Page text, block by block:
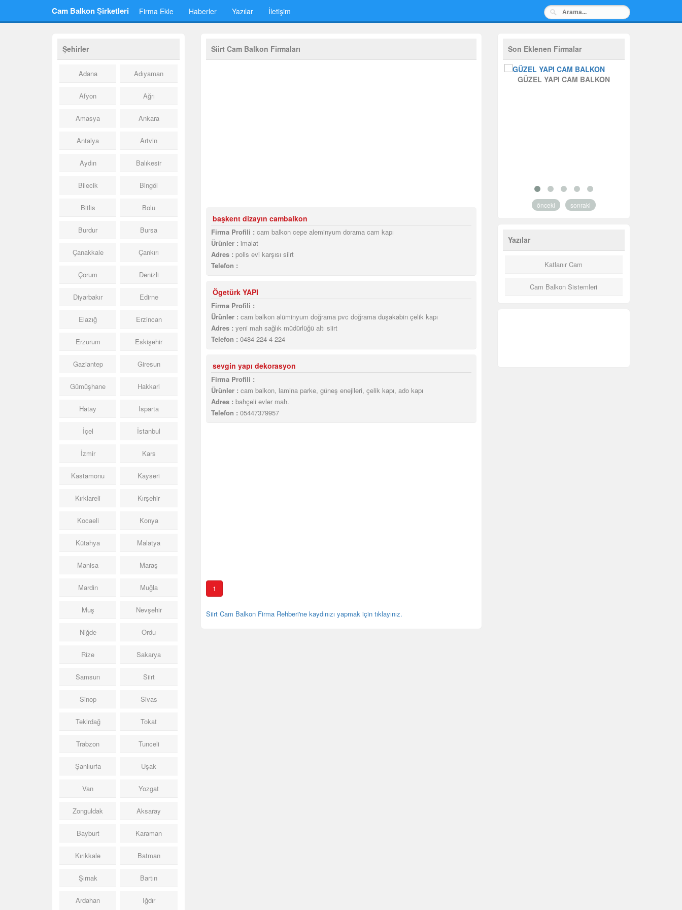
Cam Balkon Şirketleri Firma Ekle Haberler Yazılar İletişim
Şehirler
Adana Adıyaman
Afyon Ağrı
Amasya Ankara
Antalya Artvin
Aydın Balıkesir
Bilecik Bingöl
Bitlis Bolu
Burdur Bursa
Çanakkale Çankırı
Çorum Denizli
Diyarbakır Edirne
Elazığ Erzincan
Erzurum Eskişehir
Gaziantep Giresun
Gümüşhane Hakkari
Hatay Isparta
İçel İstanbul
İzmir Kars
Kastamonu Kayseri
Kırklareli Kırşehir
Kocaeli Konya
Kütahya Malatya
Manisa Maraş
Mardin Muğla
Muş Nevşehir
Niğde Ordu
Rize Sakarya
Samsun Siirt
Sinop Sivas
Tekirdağ Tokat
Trabzon Tunceli
Şanlıurfa Uşak
Van Yozgat
Zonguldak Aksaray
Bayburt Karaman
Kırıkkale Batman
Şırnak Bartın
Ardahan Iğdır
Siirt Cam Balkon Firmaları
başkent dizayın cambalkon
Firma Profili : cam balkon cepe aleminyum dorama cam kapı
Ürünler : imalat
Adres : polis evi karşısı siirt
Telefon :
Ögetürk YAPI
Firma Profili :
Ürünler : cam balkon alüminyum doğrama pvc doğrama duşakabin çelik kapı
Adres : yeni mah sağlık müdürlüğü altı siirt
Telefon : 0484 224 4 224
sevgin yapı dekorasyon
Firma Profili :
Ürünler : cam balkon, lamina parke, güneş enejileri, çelik kapı, ado kapı
Adres : bahçeli evler mah.
Telefon : 05447379957
1
Siirt Cam Balkon Firma Rehberi'ne kaydınızı yapmak için tıklayınız.
Son Eklenen Firmalar
GÜZEL YAPI CAM BALKON
önceki sonraki
Yazılar
Katlanır Cam
Cam Balkon Sistemleri